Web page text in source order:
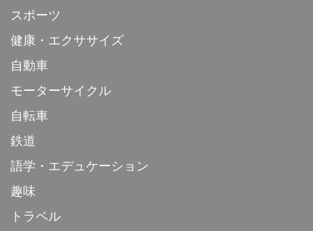
スポーツ
健康・エクササイズ
自動車
モーターサイクル
自転車
鉄道
語学・エデュケーション
趣味
トラベル